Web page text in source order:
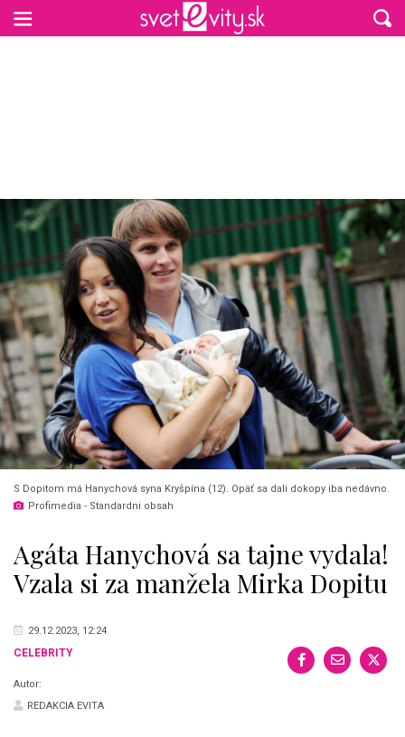
S Dopitom má Hanychová syna Kryšpína (12). Opäť sa dali dokopy iba nedávno.
Profimedia - Standardni obsah
Agáta Hanychová sa tajne vydala!
Vzala si za manžela Mirka Dopitu
29.12.2023, 12:24
CELEBRITY
Autor:
REDAKCIA EVITA